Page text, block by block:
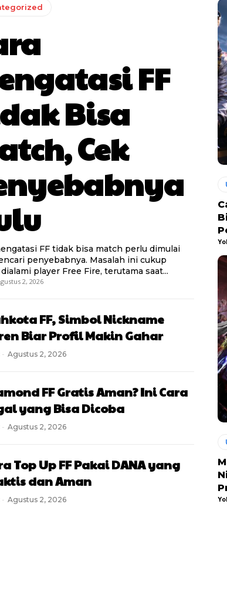
FF
Bisa
Cek
FF tidak bisa match perlu dimulai
penyebabnya. Masalah ini cukup
player Free Fire, terutama saat...
2, 2026
FF, Simbol Nickname
Biar Profil Makin Gahar
- Agustus 2, 2026
FF Gratis Aman? Ini Cara
yang Bisa Dicoba
- Agustus 2, 2026
Top Up FF Pakai DANA yang
dan Aman
- Agustus 2, 2026